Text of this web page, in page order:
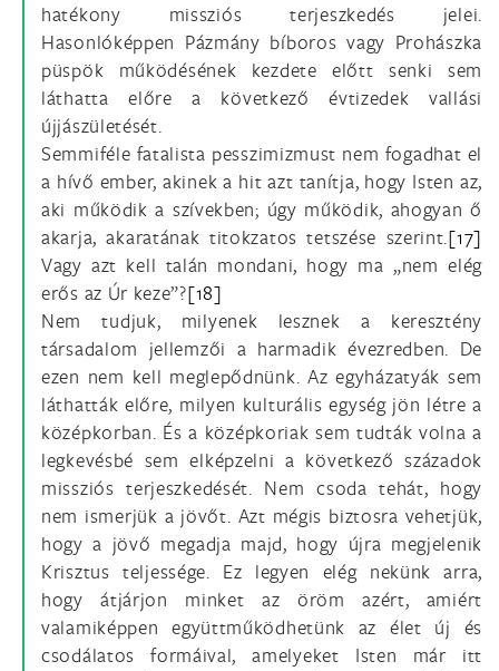
hatékony missziós terjeszkedés jelei.
Hasonlóképpen Pázmány bíboros vagy Prohászka
püspök működésének kezdete előtt senki sem
láthatta előre a következő évtizedek vallási
újjászületését.
Semmiféle fatalista pesszimizmust nem fogadhat el
a hívő ember, akinek a hit azt tanítja, hogy Isten az,
aki működik a szívekben; úgy működik, ahogyan ő
akarja, akaratának titokzatos tetszése szerint.[17]
Vagy azt kell talán mondani, hogy ma „nem elég
erős az Úr keze”?[18]
Nem tudjuk, milyenek lesznek a keresztény
társadalom jellemzői a harmadik évezredben. De
ezen nem kell meglepődnünk. Az egyházatyák sem
láthatták előre, milyen kulturális egység jön létre a
középkorban. És a középkoriak sem tudták volna a
legkevésbé sem elképzelni a következő századok
missziós terjeszkedését. Nem csoda tehát, hogy
nem ismerjük a jövőt. Azt mégis biztosra vehetjük,
hogy a jövő megadja majd, hogy újra megjelenik
Krisztus teljessége. Ez legyen elég nekünk arra,
hogy átjárjon minket az öröm azért, amiért
valamiképpen együttműködhetünk az élet új és
csodálatos formáival, amelyeket Isten már itt